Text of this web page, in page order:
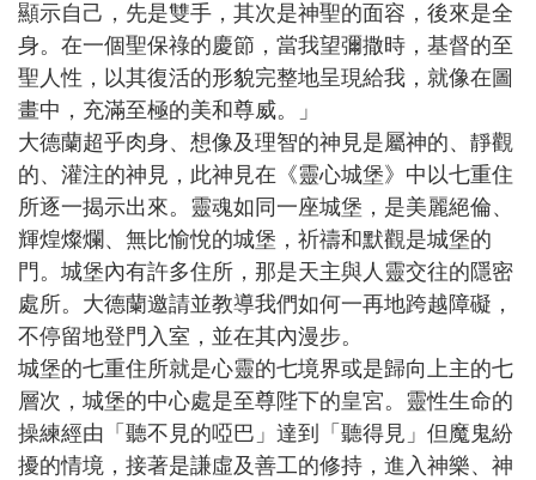
顯示自己，先是雙手，其次是神聖的面容，後來是全
身。在一個聖保祿的慶節，當我望彌撒時，基督的至
聖人性，以其復活的形貌完整地呈現給我，就像在圖
畫中，充滿至極的美和尊威。」
大德蘭超乎肉身、想像及理智的神見是屬神的、靜觀
的、灌注的神見，此神見在《靈心城堡》中以七重住
所逐一揭示出來。靈魂如同一座城堡，是美麗絕倫、
輝煌燦爛、無比愉悅的城堡，祈禱和默觀是城堡的
門。城堡內有許多住所，那是天主與人靈交往的隱密
處所。大德蘭邀請並教導我們如何一再地跨越障礙，
不停留地登門入室，並在其內漫步。
城堡的七重住所就是心靈的七境界或是歸向上主的七
層次，城堡的中心處是至尊陛下的皇宮。靈性生命的
操練經由「聽不見的啞巴」達到「聽得見」但魔鬼紛
擾的情境，接著是謙虛及善工的修持，進入神樂、神